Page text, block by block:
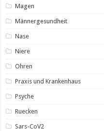
Magen
Männergesundheit
Nase
Niere
Ohren
Praxis und Krankenhaus
Psyche
Ruecken
Sars-CoV2